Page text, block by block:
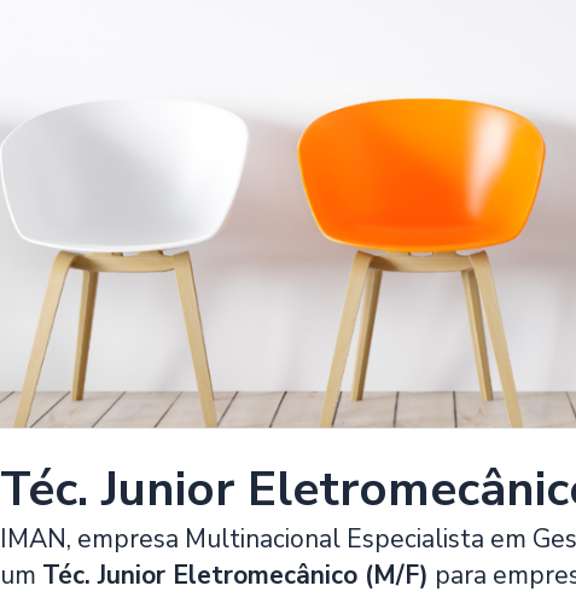
Téc. Junior
IMAN, empresa Multinacional Especialista em
um Téc. Junior Eletromecânico (M/F) para